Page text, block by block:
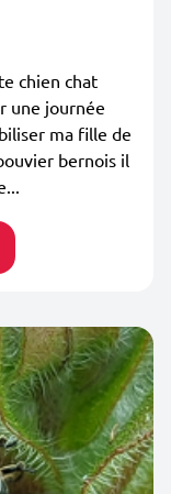
chien chat
une journée
ma fille de
bernois il